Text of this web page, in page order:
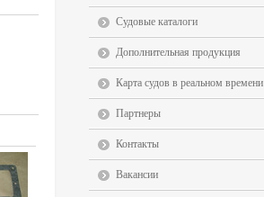
Судовые каталоги
Дополнительная продукция
Карта судов в реальном времени
Партнеры
Контакты
Вакансии